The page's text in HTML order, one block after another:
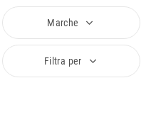
Marche
Filtra per